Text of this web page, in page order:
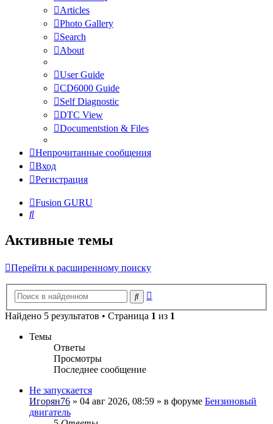
Articles
Photo Gallery
Search
About
User Guide
CD6000 Guide
Self Diagnostic
DTC View
Documentstion & Files
Непрочитанные сообщения
Вход
Регистрация
Fusion GURU
Поиск
Активные темы
Перейти к расширенному поиску
Поиск
Найдено 5 результатов • Страница 1 из 1
Темы
Ответы
Просмотры
Последнее сообщение
Не запускается
Игорян76 » 04 авг 2026, 08:59 » в форуме Бензиновый
двигатель